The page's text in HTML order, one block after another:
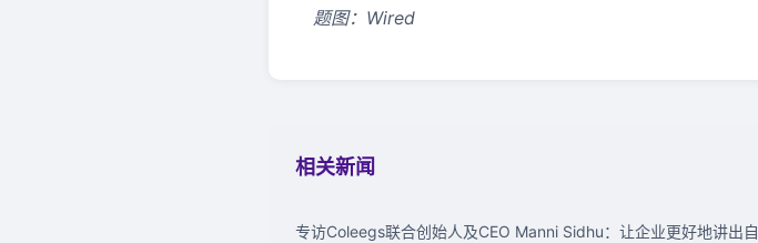
题图：Wired
相关新闻
专访Coleegs联合创始人及CEO Manni Sidhu：让企业更好地讲出